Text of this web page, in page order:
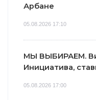
Арбане
05.08.2026 17:10
МЫ ВЫБИРАЕМ.
Инициатива,
05.08.2026 17:00